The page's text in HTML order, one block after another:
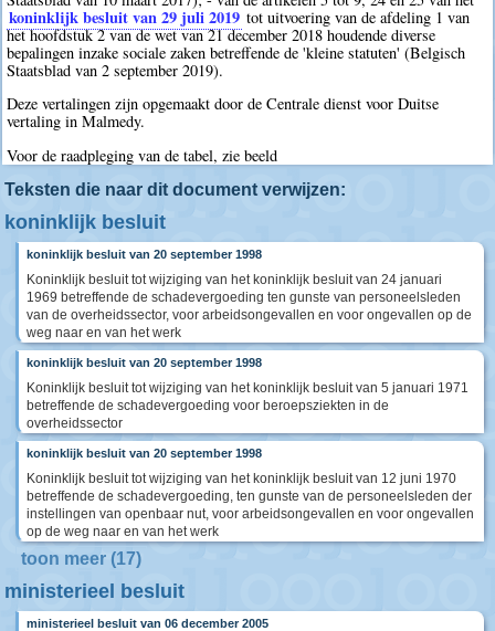
koninklijk besluit van 29 juli 2019 tot uitvoering van de afdeling 1 van
het hoofdstuk 2 van de wet van 21 december 2018 houdende diverse
bepalingen inzake sociale zaken betreffende de 'kleine statuten' (Belgisch
Staatsblad van 2 september 2019).
Deze vertalingen zijn opgemaakt door de Centrale dienst voor Duitse
vertaling in Malmedy.
Voor de raadpleging van de tabel, zie beeld
Teksten die naar dit document verwijzen:
koninklijk besluit
koninklijk besluit van 20 september 1998
Koninklijk besluit tot wijziging van het koninklijk besluit van 24 januari
1969 betreffende de schadevergoeding ten gunste van personeelsleden
van de overheidssector, voor arbeidsongevallen en voor ongevallen op de
weg naar en van het werk
koninklijk besluit van 20 september 1998
Koninklijk besluit tot wijziging van het koninklijk besluit van 5 januari 1971
betreffende de schadevergoeding voor beroepsziekten in de
overheidssector
koninklijk besluit van 20 september 1998
Koninklijk besluit tot wijziging van het koninklijk besluit van 12 juni 1970
betreffende de schadevergoeding, ten gunste van de personeelsleden der
instellingen van openbaar nut, voor arbeidsongevallen en voor ongevallen
op de weg naar en van het werk
toon meer (17)
ministerieel besluit
ministerieel besluit van 06 december 2005